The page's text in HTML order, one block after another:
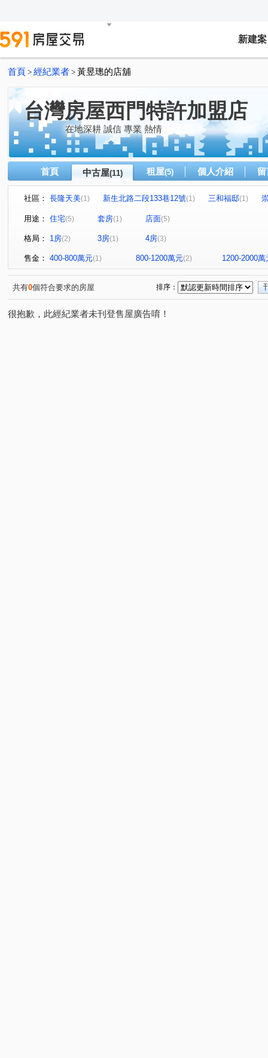
新建案
首頁 > 經紀業者 > 黃昱璁的店舖
台灣房屋西門特許加盟店
在地深耕 誠信 專業 熱情
首頁 中古屋(11) 租屋(5) 個人介紹
社區： 長隆天美(1) 新生北路二段133巷12號(1) 三和福邸(1)
無雙
吉陞帝景大廈
環河北路三段 (1) (1)
用途： 住宅(5) 套房(1) 店面(5)
格局： 1房(2) 3房(1) 4房(3)
售金： 400-800萬元(1) 800-1200萬元(2) 1200-2000萬
共有0個符合要求的房屋 排序：
很抱歉，此經紀業者未刊登售屋廣告唷！